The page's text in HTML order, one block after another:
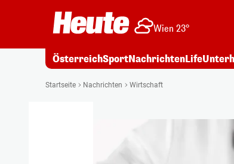
Wien 23°
ÖsterreichSportNachrichtenLife
Startseite Nachrichten Wirtschaft